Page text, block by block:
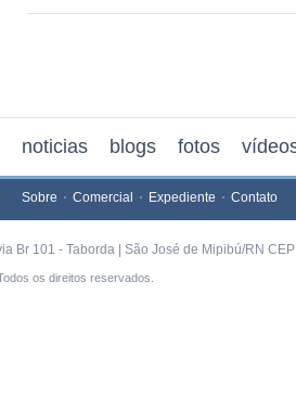
noticias blogs fotos
Sobre Comercial Expediente Contato
Br 101 - Taborda | São José de Mipibú/RN
os direitos reservados.